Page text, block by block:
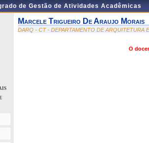
de Gestão de Atividades Acadêmicas
Marcele Trigueiro De Araujo Morais
DARQ - CT - DEPARTAMENTO DE ARQUITETURA
O